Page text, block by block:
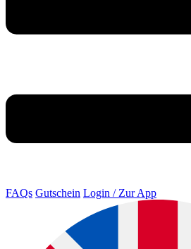
FAQs Gutschein Login / Zur App